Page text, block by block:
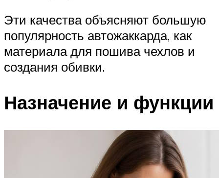
Эти качества объясняют большую
популярность автожаккарда, как
материала для пошива чехлов и
создания обивки.
Назначение и функции